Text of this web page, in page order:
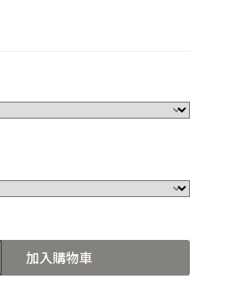
加入購物車